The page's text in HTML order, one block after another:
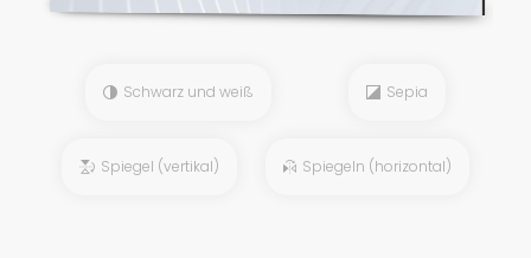
Schwarz und weiß Sepia
Spiegel (vertikal) Spiegeln (horizontal)